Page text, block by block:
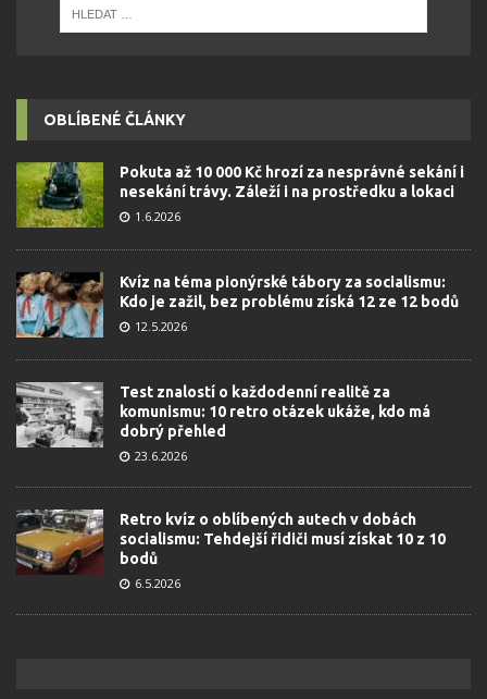
OBLÍBENÉ ČLÁNKY
Pokuta až 10 000 Kč hrozí za nesprávné sekání i
nesekání trávy. Záleží i na prostředku a lokaci
1.6.2026
Kvíz na téma pionýrské tábory za socialismu:
Kdo je zažil, bez problému získá 12 ze 12 bodů
12.5.2026
Test znalostí o každodenní realitě za
komunismu: 10 retro otázek ukáže, kdo má
dobrý přehled
23.6.2026
Retro kvíz o oblíbených autech v dobách
socialismu: Tehdejší řidiči musí získat 10 z 10
bodů
6.5.2026